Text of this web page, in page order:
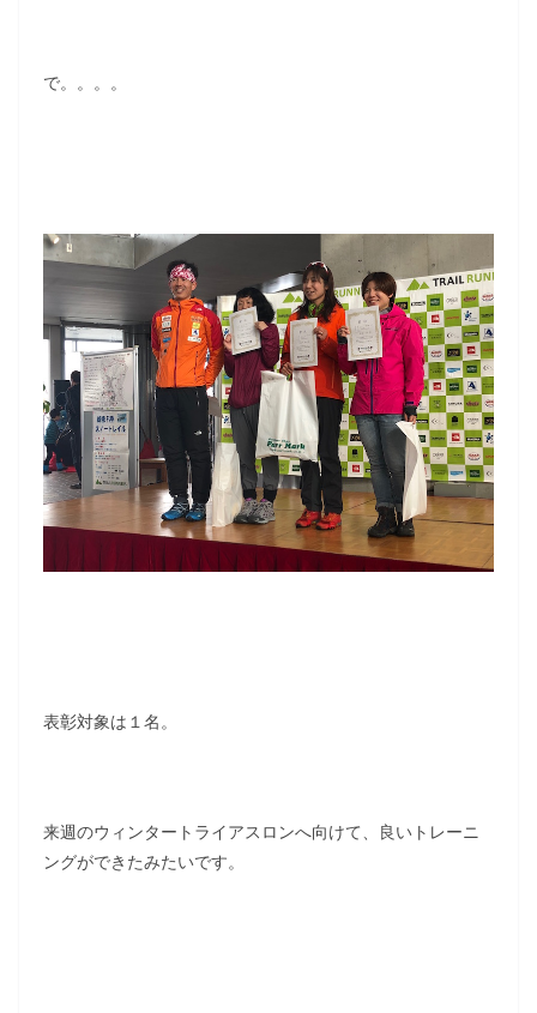
で。。。。
表彰対象は１名。
来週のウィンタートライアスロンへ向けて、良いトレーニ
ングができたみたいです。